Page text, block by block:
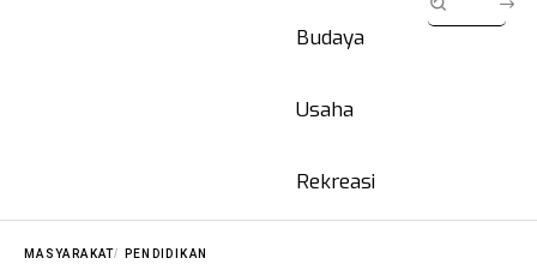
Budaya
Usaha
Rekreasi
MASYARAKAT PENDIDIKAN